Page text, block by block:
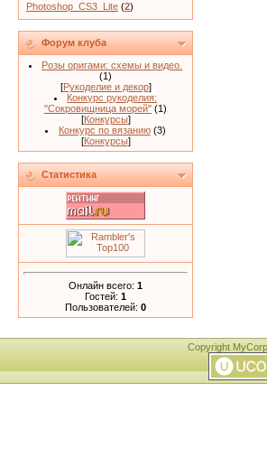
Photoshop_CS3_Lite (2)
Форум клуба
Розы оригами: схемы и видео.
(1)
[Рукоделие и декор]
Конкурс рукоделия:
"Сокровищница морей" (1)
[Конкурсы]
Конкурс по вязанию (3)
[Конкурсы]
Статистика
Онлайн всего: 1
Гостей: 1
Пользователей: 0
Copyright